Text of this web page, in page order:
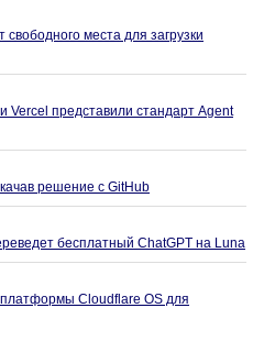
места для загрузки
Vercel представили стандарт Agent
решение с GitHub
бесплатный ChatGPT на Luna
Cloudflare OS для